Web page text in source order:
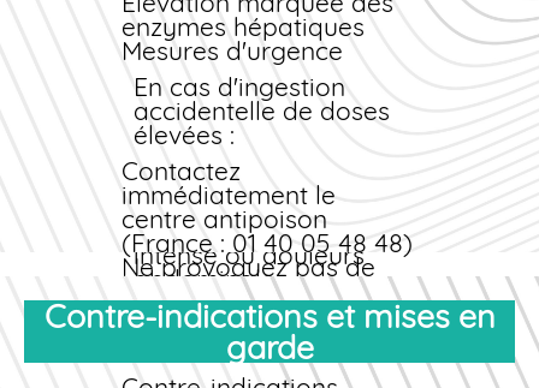
être réalisé avant
traitement puis
surveillé
mensuellement.
Arrêtez
immédiatement le
traitement et consultez
un médecin en cas de
jaunisse, urines
foncées, fatigue
intense ou douleurs
abdominales.
enzymes hépatiques
Mesures d'urgence
En cas d'ingestion
accidentelle de doses
élevées :
Contactez
immédiatement le
centre antipoison
(France : 01 40 05 48 48)
Ne provoquez pas de
vomissements
Rendez-vous aux
urgences si symptômes
sévères
Contre-indications et mises en
garde